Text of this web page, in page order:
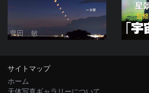
豊田 敏
サイトマップ
ホーム
天体写真ギャラリーについて